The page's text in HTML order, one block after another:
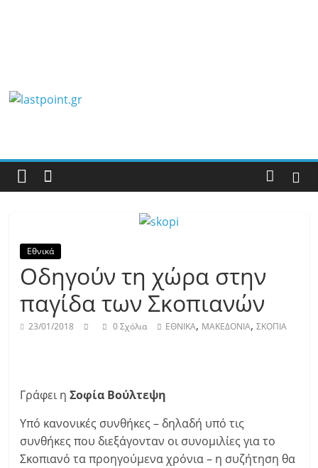
lastpoint.gr
άποψη
μέχρι
Εθνικά
Οδηγούν τη χώρα στην
παγίδα των Σκοπιανών
23/01/2018 0 Σχόλια ΕΘΝΙΚΑ, ΜΑΚΕΔΟΝΙΑ,ΣΚΟΠΙΑ
Γράφει ηΣοφία Βούλτεψη
Υπό κανονικές συνθήκες – δηλαδή υπό τις
συνθήκες που διεξάγονταν οι συνομιλίες για το
Σκοπιανό τα προηγούμενα χρόνια – η συζήτηση θα